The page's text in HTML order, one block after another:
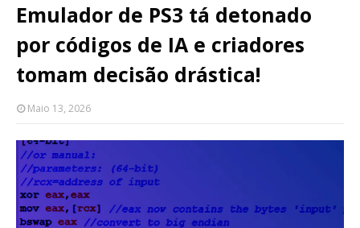
Emulador de PS3 tá detonado
por códigos de IA e criadores
tomam decisão drástica!
Maio 13, 2026